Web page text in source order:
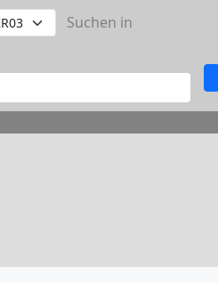
Suchen in